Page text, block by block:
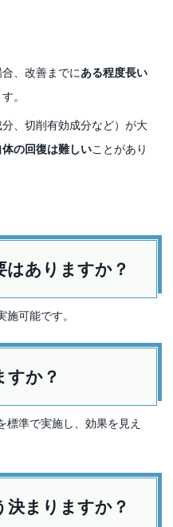
、改善までにある程度長い
。
、切削有効成分など）が大
の回復は難しいことがあり
はありますか？
可能です。
すか？
準で実施し、効果を見え
決まりますか？